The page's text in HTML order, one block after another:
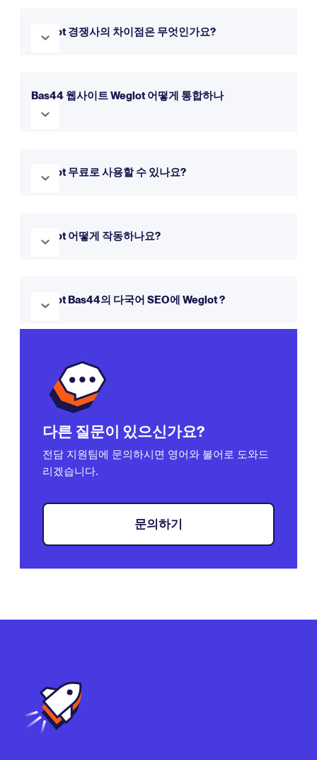
판으로 직접 사용해 보실 수 있습니다.
Weglot 경쟁사의 차이점은 무엇인가요?
페이지에서 확인할 수 있습니다.
Bas44 웹사이트 Weglot 어떻게 통합하나
Weglot 무료로 사용할 수 있나요?
있습니다. 업데이트하지 않는 한 평생 무료 플랜을 계속 사용할
Weglot 어떻게 작동하나요?
에 번역을 편집하고 관리할 수 있는 모든 권한을 부여합니다.
Weglot Bas44의 다국어 SEO에 Weglot ?
또는 하위 도메인 구조를 포함한
다른 질문이 있으신가요?
전담 지원팀에 문의하시면 영어와 불어로 도와드
리겠습니다.
문의하기